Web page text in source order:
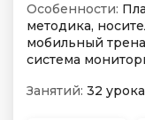
Особенности:
методика,
мобильный
система
Занятий: 32 урока